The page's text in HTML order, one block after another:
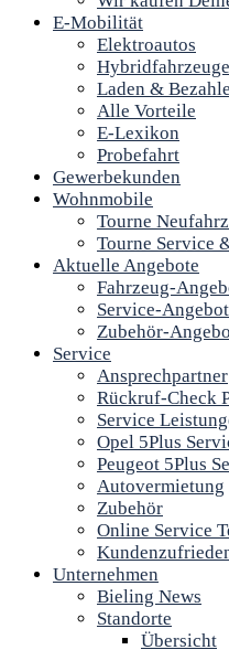
E-Mobilität
Elektroautos
Hybridfahrzeuge
Laden &
Alle Vorteile
E-Lexikon
Probefahrt
Gewerbekunden
Wohnmobile
Tourne
Tourne Service
Aktuelle Angebote
Fahrzeug-
Service-
Zubehör-
Service
Ansprechpartner
Rückruf-Check
Service
Opel 5Plus
Peugeot 5Plus
Autovermietung
Zubehör
Online Service
Unternehmen
Bieling News
Standorte
Übersicht